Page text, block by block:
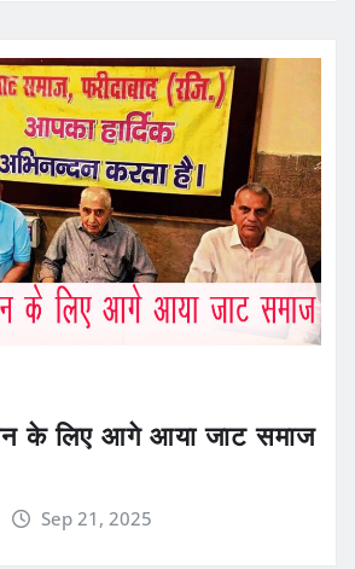
के लिए आगे आया जाट समाज
Sep 21, 2025